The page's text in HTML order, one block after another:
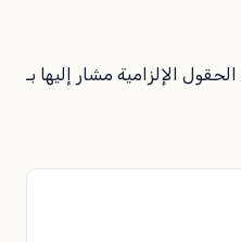
الحقول الإلزامية مشار إليها بـ